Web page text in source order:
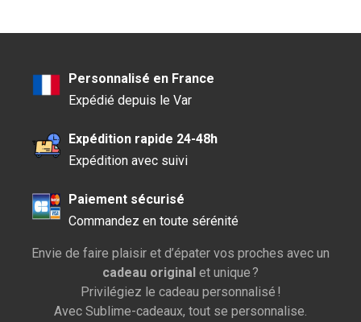
Personnalisé en France
Expédié depuis le Var
Expédition rapide 24-48h
Expédition avec suivi
Paiement sécurisé
Commandez en toute sérénité
Envie de faire plaisir et d’épater vos proches avec un
cadeau original et unique ?
Privilégiez le cadeau personnalisé !
Avec Sublime-cadeaux, tout se personnalise.